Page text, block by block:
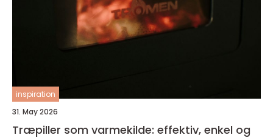
inspiration
31. May 2026
Træpiller som varmekilde: effektiv, enkel og